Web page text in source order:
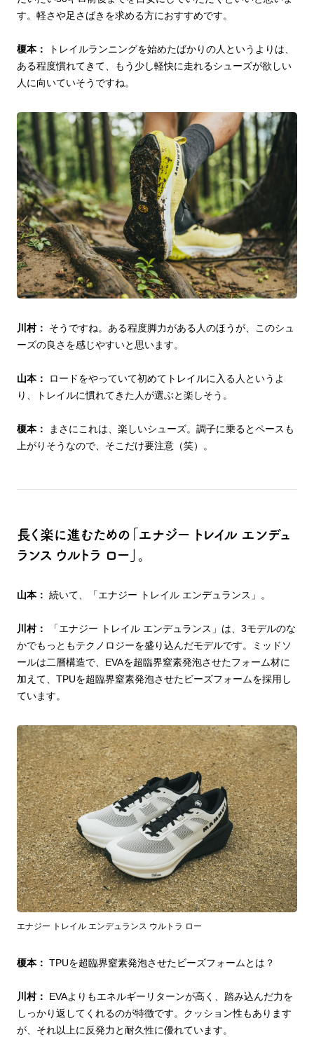
す。軽さや足さばきを求める方におすすめです。
榎本：
トレイルランニングを始めたばかりの人というよりは、
ある程度慣れてきて、もう少し軽快に走れるシューズが欲しい
人に向いていそうですね。
川村：
そうですね。ある程度脚力がある人のほうが、このシュ
ーズの良さを感じやすいと思います。
山本：
ロードをやっていて初めてトレイルに入る人というよ
り、トレイルに慣れてきた人が選ぶと楽しそう。
榎本：
まさにこれは、楽しいシューズ。調子に乗るとペースも
上がりそうなので、そこだけ要注意（笑）。
長く楽に進むための「エナジー トレイル エンデュ
ランス ウルトラ ロー」。
山本： 続いて、「エナジー トレイル エンデュランス」。
川村：
「エナジー トレイル エンデュランス」は、3モデルのな
かでもっともテクノロジーを盛り込んだモデルです。ミッドソ
ールは二層構造で、EVAを超臨界窒素発泡させたフォーム材に
加えて、TPUを超臨界窒素発泡させたビーズフォームを採用し
ています。
エナジー トレイル エンデュランス ウルトラ ロー
榎本： TPUを超臨界窒素発泡させたビーズフォームとは？
川村：
EVAよりもエネルギーリターンが高く、踏み込んだ力を
しっかり返してくれるのが特徴です。クッション性もあります
が、それ以上に反発力と耐久性に優れています。